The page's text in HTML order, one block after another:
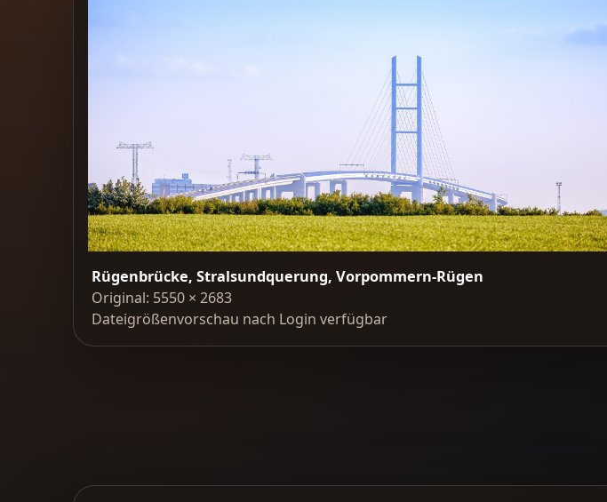
Rügenbrücke, Stralsundquerung, Vorpommern-Rügen
Original: 5550 × 2683
Dateigrößenvorschau nach Login verfügbar